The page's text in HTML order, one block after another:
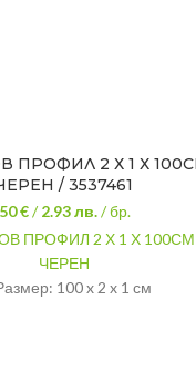
ПРОФИЛ 2 Х 1 Х
/ 3537461
€/2.93лв. / бр.
ПРОФИЛ 2 Х 1 Х 100СМ
ЧЕРЕН
100 x 2 x 1 см